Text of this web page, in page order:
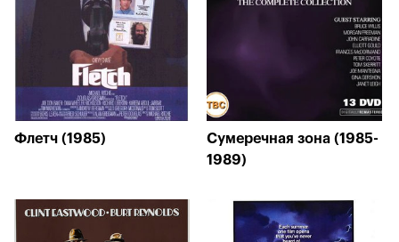
Флетч (1985)
Сумеречная зона (1985-
1989)